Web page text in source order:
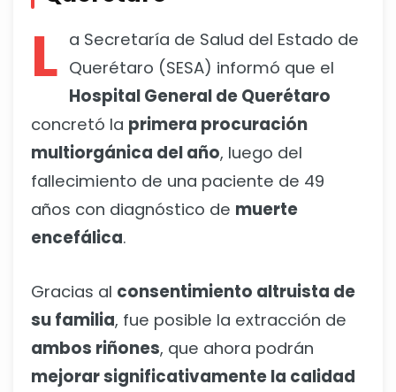
L a Secretaría de Salud del Estado de
Querétaro (SESA) informó que el
Hospital General de Querétaro
concretó la primera procuración
multiorgánica del año, luego del
fallecimiento de una paciente de 49
años con diagnóstico de muerte
encefálica.
Gracias al consentimiento altruista de
su familia, fue posible la extracción de
ambos riñones, que ahora podrán
mejorar significativamente la calidad